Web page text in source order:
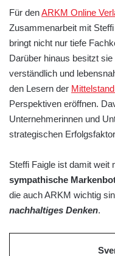
Für denARKM Online
Zusammenarbeit mit
bringt nicht nur tiefe
Darüber hinaus besitzt
verständlich und
den Lesern der
Perspektiven eröffnen.
Unternehmerinnen und
strategischen
Steffi Faigle ist damit weit
sympathische
die auch ARKM wichtig
nachhaltiges Denken.